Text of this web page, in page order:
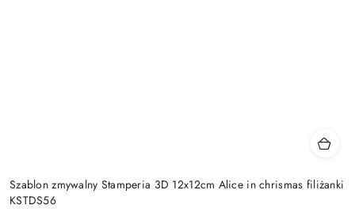
Szablon zmywalny Stamperia 3D 12x12cm Alice in chrismas filiżanki
KSTDS56